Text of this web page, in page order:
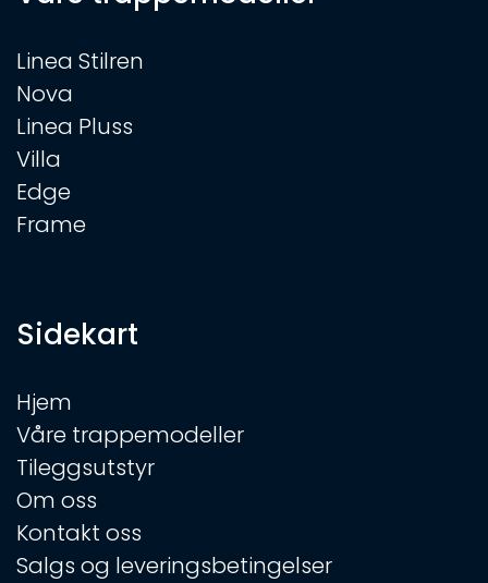
Linea Stilren
Nova
Linea Pluss
Villa
Edge
Frame
Sidekart
Hjem
Våre trappemodeller
Tileggsutstyr
Om oss
Kontakt oss
Salgs og leveringsbetingelser